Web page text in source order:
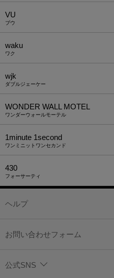
VU
ブウ
waku
ワク
wjk
ダブルジェーケー
WONDER WALL MOTEL
ワンダーウォールモーテル
1minute​ 1second
ワンミニットワンセカンド
430
フォーサーティ
ヘルプ
お問い合わせフォーム
公式SNS